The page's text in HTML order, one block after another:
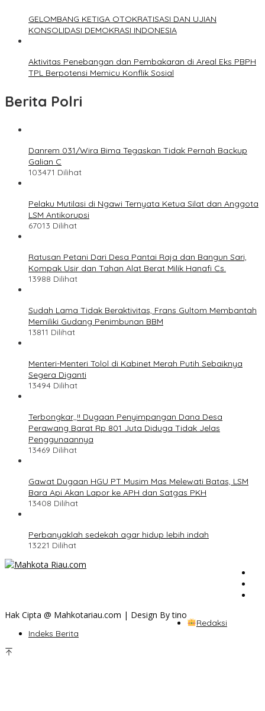
GELOMBANG KETIGA OTOKRATISASI DAN UJIAN
KONSOLIDASI DEMOKRASI INDONESIA
Aktivitas Penebangan dan Pembakaran di Areal Eks PBPH
TPL Berpotensi Memicu Konflik Sosial
Berita Polri
Danrem 031/Wira Bima Tegaskan Tidak Pernah Backup
Galian C
103471 Dilihat
Pelaku Mutilasi di Ngawi Ternyata Ketua Silat dan Anggota
LSM Antikorupsi
67013 Dilihat
Ratusan Petani Dari Desa Pantai Raja dan Bangun Sari,
Kompak Usir dan Tahan Alat Berat Milik Hanafi Cs.
13988 Dilihat
Sudah Lama Tidak Beraktivitas, Frans Gultom Membantah
Memiliki Gudang Penimbunan BBM
13811 Dilihat
Menteri-Menteri Tolol di Kabinet Merah Putih Sebaiknya
Segera Diganti
13494 Dilihat
Terbongkar,,!! Dugaan Penyimpangan Dana Desa
Perawang Barat Rp 801 Juta Diduga Tidak Jelas
Penggunaannya
13469 Dilihat
Gawat Dugaan HGU PT Musim Mas Melewati Batas, LSM
Bara Api Akan Lapor ke APH dan Satgas PKH
13408 Dilihat
Perbanyaklah sedekah agar hidup lebih indah
13221 Dilihat
Hak Cipta @ Mahkotariau.com | Design By tino
Redaksi
Indeks Berita